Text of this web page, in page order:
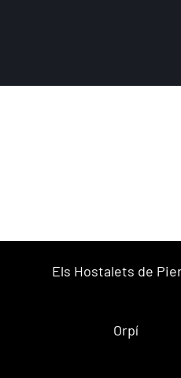
Els Hostalets de
Orpí